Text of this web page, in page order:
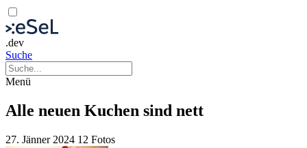
.dev
Suche
Menü
Alle neuen Kuchen sind nett
27. Jänner 2024 12 Fotos